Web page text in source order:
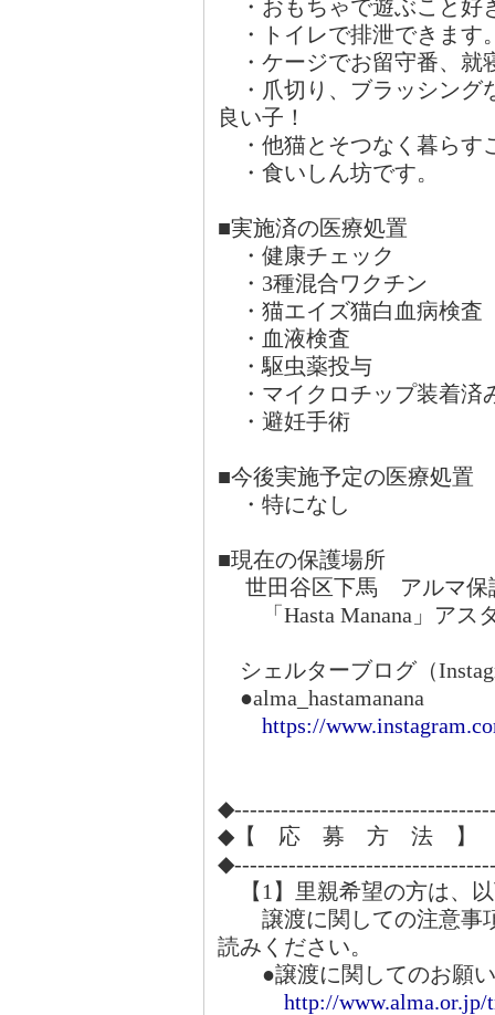
・おもちゃで遊ぶこと好
・トイレで排泄できます
・ケージでお留守番、就
・爪切り、ブラッシング
良い子！
・他猫とそつなく暮らす
・食いしん坊です。
■実施済の医療処置
・健康チェック
・3種混合ワクチン
・猫エイズ猫白血病検査
・血液検査
・駆虫薬投与
・マイクロチップ装着済
・避妊手術
■今後実施予定の医療処置
・特になし
■現在の保護場所
世田谷区下馬 アルマ保
「Hasta Manana」アス
シェルターブログ（
●alma_hastamanana
https://
◆【 応 募 方 法 】
【1】里親希望の方は、
譲渡に関しての注意事
読みください。
●譲渡に関してのお願い
http://